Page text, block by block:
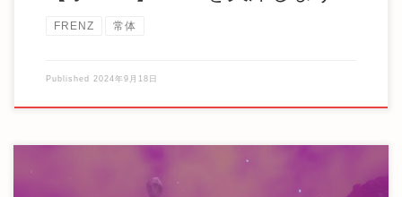
FRENZ 常体
Published 2024年9月18日